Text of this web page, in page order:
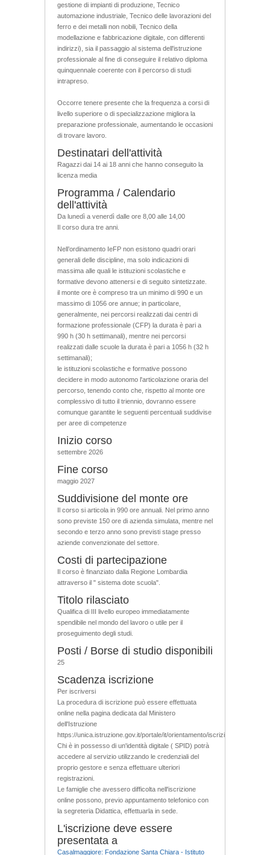
gestione di impianti di produzione, Tecnico
automazione industriale, Tecnico delle lavorazioni del
ferro e dei metalli non nobili, Tecnico della
modellazione e fabbricazione digitale, con differenti
indirizzi), sia il passaggio al sistema dell'istruzione
professionale al fine di conseguire il relativo diploma
quinquennale coerente con il percorso di studi
intrapreso.
Occorre tenere presente che la frequenza a corsi di
livello superiore o di specializzazione migliora la
preparazione professionale, aumentando le occasioni
di trovare lavoro.
Destinatari dell'attività
Ragazzi dai 14 ai 18 anni che hanno conseguito la
licenza media
Programma / Calendario
dell'attività
Da lunedì a venerdì dalle ore 8,00 alle 14,00
Il corso dura tre anni.
Nell’ordinamento IeFP non esistono quadri orari
generali delle discipline, ma solo indicazioni di
massima alle quali le istituzioni scolastiche e
formative devono attenersi e di seguito sintetizzate.
il monte ore è compreso tra un minimo di 990 e un
massimo di 1056 ore annue; in particolare,
generalmente, nei percorsi realizzati dai centri di
formazione professionale (CFP) la durata è pari a
990 h (30 h settimanali), mentre nei percorsi
realizzati dalle scuole la durata è pari a 1056 h (32 h
settimanali);
le istituzioni scolastiche e formative possono
decidere in modo autonomo l'articolazione oraria del
percorso, tenendo conto che, rispetto al monte ore
complessivo di tutto il triennio, dovranno essere
comunque garantite le seguenti percentuali suddivise
per aree di competenze
Inizio corso
settembre 2026
Fine corso
maggio 2027
Suddivisione del monte ore
Il corso si articola in 990 ore annuali. Nel primo anno
sono previste 150 ore di azienda simulata, mentre nel
secondo e terzo anno sono previsti stage presso
aziende convenzionate del settore.
Costi di partecipazione
Il corso è finanziato dalla Regione Lombardia
attraverso il " sistema dote scuola".
Titolo rilasciato
Qualifica di III livello europeo immediatamente
spendibile nel mondo del lavoro o utile per il
proseguimento degli studi.
Posti / Borse di studio disponibili
25
Scadenza iscrizione
Per iscriversi
La procedura di iscrizione può essere effettuata
online nella pagina dedicata dal Ministero
dell'Istruzione
https://unica.istruzione.gov.it/portale/it/orientamento/iscrizioni
Chi è in possesso di un'identità digitale ( SPID) potrà
accedere al servizio utilizzando le credenziali del
proprio gestore e senza effettuare ulteriori
registrazioni.
Le famiglie che avessero difficolta nell'iscrizione
online possono, previo appuntamento telefonico con
la segreteria Didattica, effettuarla in sede.
L'iscrizione deve essere
presentata a
Casalmaggiore: Fondazione Santa Chiara - Istituto